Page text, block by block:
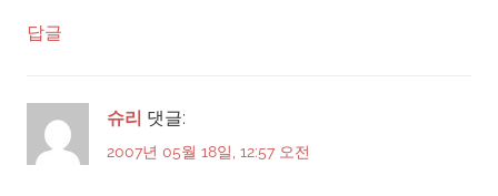
답글
슈리 댓글:
2007년 05월 18일, 12:57 오전